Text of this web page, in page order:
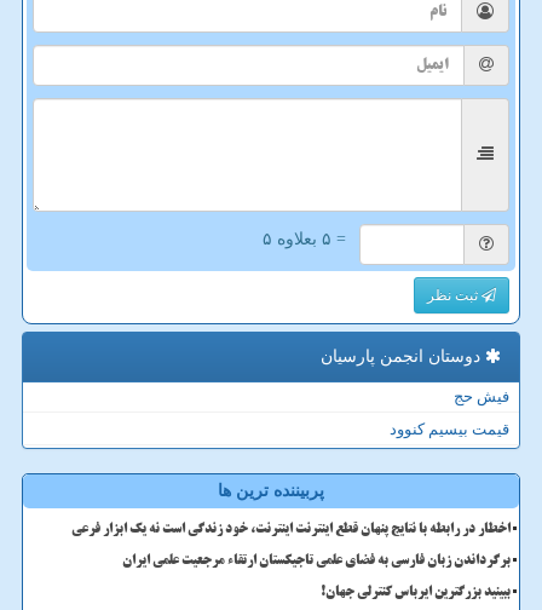
= ۵ بعلاوه ۵
ثبت نظر
دوستان انجمن پارسیان
فیش حج
قیمت بیسیم کنوود
پربیننده ترین ها
اخطار در رابطه با نتایج پنهان قطع اینترنت اینترنت، خود زندگی است نه یک ابزار فرعی
برگرداندن زبان فارسی به فضای علمی تاجیکستان ارتقاء مرجعیت علمی ایران
ببینید بزرگترین ایرباس کنترلی جهان!